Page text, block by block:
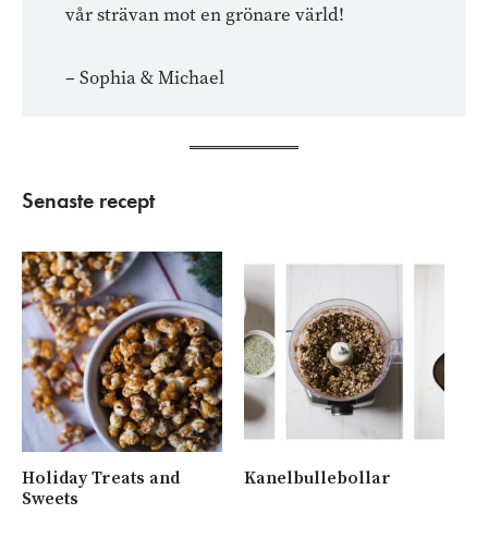
vår strävan mot en grönare värld!
– Sophia & Michael
Senaste recept
Holiday Treats and
Sweets
Kanelbullebollar